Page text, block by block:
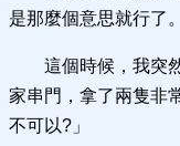
是那麼個意思就行了
這個時候，我突
家串門，拿了兩隻非
不可以?」